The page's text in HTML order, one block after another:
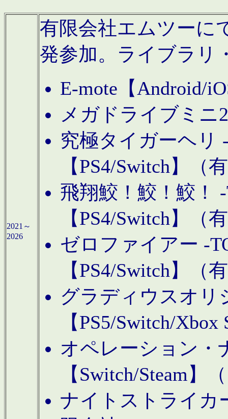
2021～
2026
有限会社エムツーに
発参加。ライブラリ
E-mote【Android/
メガドライブミニ
究極タイガーヘリ
【PS4/Switch】（
飛翔鮫！鮫！鮫！
【PS4/Switch】（
ゼロファイアー -
【PS4/Switch】（
グラディウスオリ
【PS5/Switch/
オペレーション・
【Switch/Steam】
ナイトストライカ